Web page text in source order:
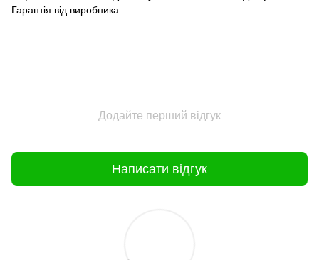
Гарантія від виробника
Додайте перший відгук
Написати відгук